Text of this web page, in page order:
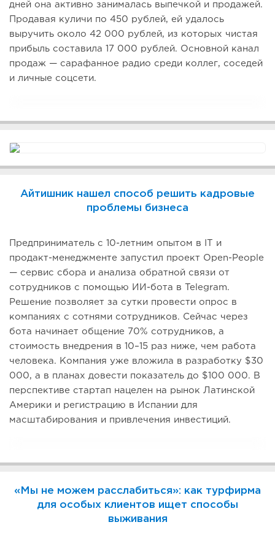
дней она активно занималась выпечкой и продажей.
Продавая куличи по 450 рублей, ей удалось
выручить около 42 000 рублей, из которых чистая
прибыль составила 17 000 рублей. Основной канал
продаж — сарафанное радио среди коллег, соседей
и личные соцсети.
Айтишник нашел способ решить кадровые
проблемы бизнеса
Предприниматель с 10-летним опытом в IT и
продакт-менеджменте запустил проект Open-People
— сервис сбора и анализа обратной связи от
сотрудников с помощью ИИ-бота в Telegram.
Решение позволяет за сутки провести опрос в
компаниях с сотнями сотрудников. Сейчас через
бота начинает общение 70% сотрудников, а
стоимость внедрения в 10–15 раз ниже, чем работа
человека. Компания уже вложила в разработку $30
000, а в планах довести показатель до $100 000. В
перспективе стартап нацелен на рынок Латинской
Америки и регистрацию в Испании для
масштабирования и привлечения инвестиций.
«Мы не можем расслабиться»: как турфирма
для особых клиентов ищет способы
выживания